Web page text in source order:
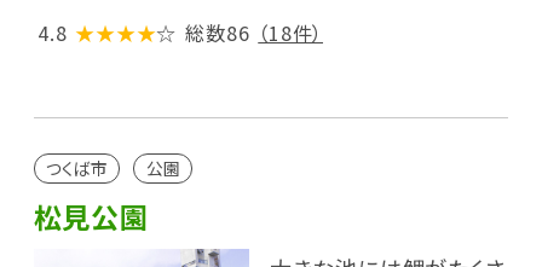
4.8 ★★★★☆ 総数86 （18件）
つくば市 公園
松見公園